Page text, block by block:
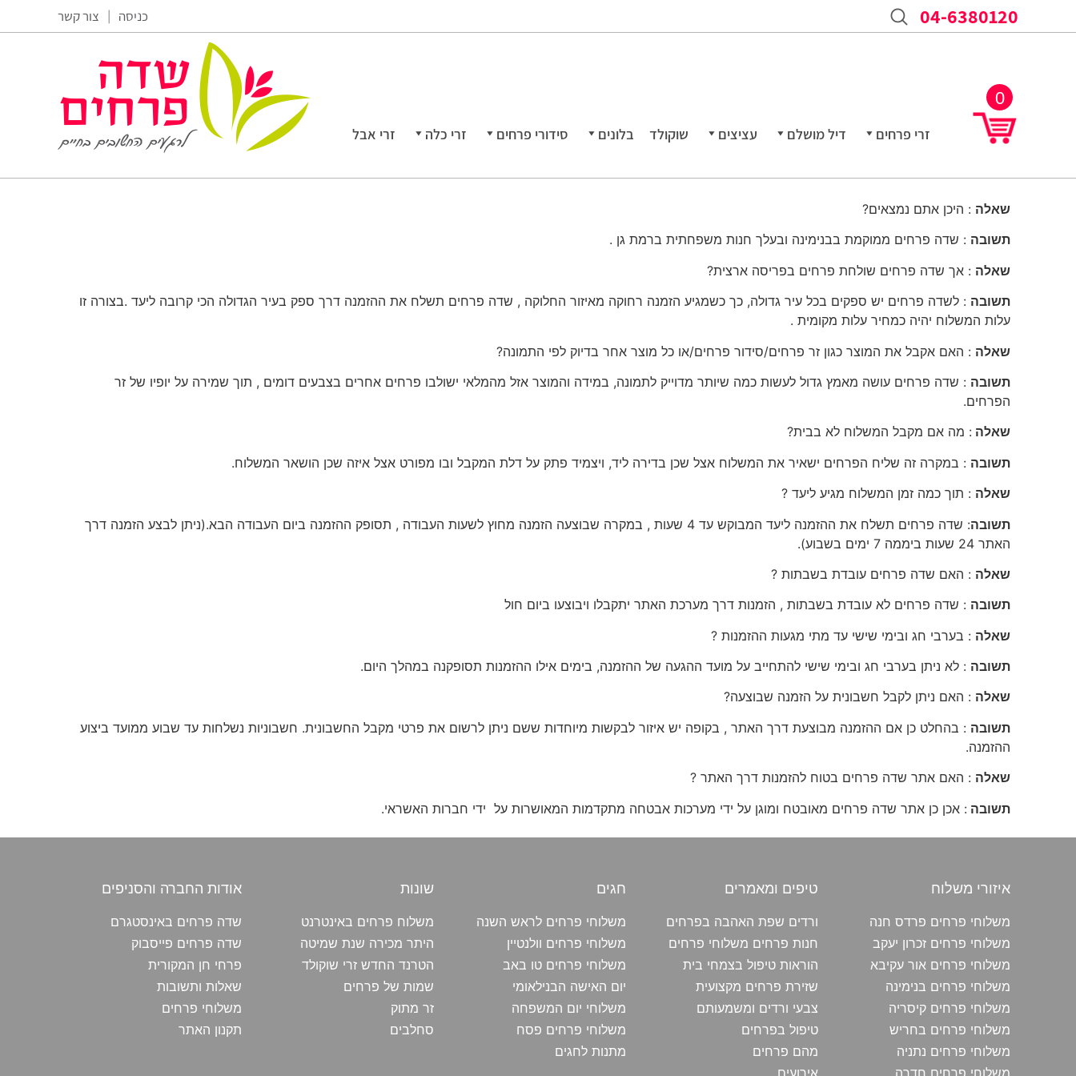
04-6380120 כניסה צור קשר
0
זרי פרחים דיל מושלם עציצים שוקולד בלונים סידורי פרחים זרי כלה זרי אבל
שאלה : היכן אתם נמצאים?
תשובה : שדה פרחים ממוקמת בבנימינה ובעלך חנות משפחתית ברמת גן .
שאלה : אך שדה פרחים שולחת פרחים בפריסה ארצית?
תשובה : לשדה פרחים יש ספקים בכל עיר גדולה, כך כשמגיע הזמנה רחוקה מאיזור החלוקה , שדה פרחים תשלח את ההזמנה דרך ספק בעיר הגדולה הכי קרובה ליעד .בצורה זו
עלות המשלוח יהיה כמחיר עלות מקומית .
שאלה : האם אקבל את המוצר כגון זר פרחים/סידור פרחים/או כל מוצר אחר בדיוק לפי התמונה?
תשובה : שדה פרחים עושה מאמץ גדול לעשות כמה שיותר מדוייק לתמונה, במידה והמוצר אזל מהמלאי ישולבו פרחים אחרים בצבעים דומים , תוך שמירה על יופיו של זר
הפרחים.
שאלה : מה אם מקבל המשלוח לא בבית?
תשובה : במקרה זה שליח הפרחים ישאיר את המשלוח אצל שכן בדירה ליד, ויצמיד פתק על דלת המקבל ובו מפורט אצל איזה שכן הושאר המשלוח.
שאלה : תוך כמה זמן המשלוח מגיע ליעד ?
תשובה
: שדה פרחים תשלח את ההזמנה ליעד המבוקש עד 4 שעות , במקרה שבוצעה הזמנה מחוץ לשעות העבודה , תסופק ההזמנה ביום העבודה הבא.(ניתן לבצע הזמנה דרך
האתר 24 שעות ביממה 7 ימים בשבוע).
שאלה : האם שדה פרחים עובדת בשבתות ?
תשובה : שדה פרחים לא עובדת בשבתות , הזמנות דרך מערכת האתר יתקבלו ויבוצעו ביום חול
שאלה : בערבי חג ובימי שישי עד מתי מגעות ההזמנות ?
תשובה : לא ניתן בערבי חג ובימי שישי להתחייב על מועד ההגעה של ההזמנה, בימים אילו ההזמנות תסופקנה במהלך היום.
שאלה : האם ניתן לקבל חשבונית על הזמנה שבוצעה?
תשובה : בהחלט כן אם ההזמנה מבוצעת דרך האתר , בקופה יש איזור לבקשות מיוחדות ששם ניתן לרשום את פרטי מקבל החשבונית. חשבוניות נשלחות עד שבוע ממועד ביצוע
ההזמנה.
שאלה : האם אתר שדה פרחים בטוח להזמנות דרך האתר ?
תשובה : אכן כן אתר שדה פרחים מאובטח ומוגן על ידי מערכות אבטחה מתקדמות המאושרות על ידי חברות האשראי.
איזורי משלוח
משלוחי פרחים פרדס חנה
משלוחי פרחים זכרון יעקב
משלוחי פרחים אור עקיבא
משלוחי פרחים בנימינה
משלוחי פרחים קיסריה
משלוחי פרחים בחריש
משלוחי פרחים נתניה
טיפים ומאמרים
ורדים שפת האהבה בפרחים
חנות פרחים משלוחי פרחים
הוראות טיפול בצמחי בית
שזירת פרחים מקצועית
צבעי ורדים ומשמעותם
טיפול בפרחים
מהם פרחים
חגים
משלוחי פרחים לראש השנה
משלוחי פרחים וולנטיין
משלוחי פרחים טו באב
יום האישה הבנילאומי
משלוחי יום המשפחה
משלוחי פרחים פסח
מתנות לחגים
שונות
משלוח פרחים באינטרנט
היתר מכירה שנת שמיטה
הטרנד החדש זרי שוקולד
שמות של פרחים
זר מתוק
סחלבים
אודות החברה והסניפים
שדה פרחים באינסטגרם
שדה פרחים פייסבוק
פרחי חן‎ המקורית
שאלות ותשובות
משלוחי פרחים‎
תקנון האתר